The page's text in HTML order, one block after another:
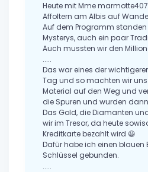
Heute mit Mme
Affoltern am Albis auf
Auf dem Programm
Mysterys, auch ein paar
Auch mussten wir den
.....
Das war eines der
Tag und so machten wir
Material auf den Weg und
die Spuren und wurden
Das Gold, die Diamanten
wir im Tresor, da heute
Kreditkarte bezahlt wird 😃
Dafür habe ich einen blauen
Schlüssel gebunden.
.....